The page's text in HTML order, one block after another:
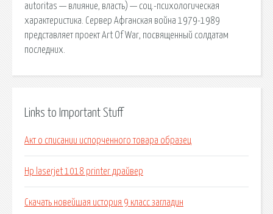
autoritas — влияние, власть) — соц.-психологическая
характеристика. Сервер Афганская война 1979-1989
представляет проект Art Of War, посвященный солдатам
последних.
Links to Important Stuff
Акт о списании испорченного товара образец
Hp laserjet 1018 printer драйвер
Скачать новейшая история 9 класс загладин